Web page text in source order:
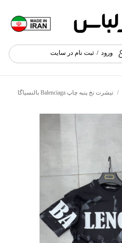
ورود / ثبت نام در سایت
تیشرت نخ پنبه چاپ Balenciaga بالنسیاگا